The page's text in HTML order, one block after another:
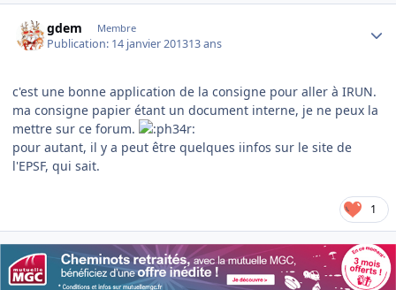
gdem Membre
Publication: 14 janvier 201313 ans
c'est une bonne application de la consigne pour aller à IRUN.
ma consigne papier étant un document interne, je ne peux la
mettre sur ce forum.
pour autant, il y a peut être quelques iinfos sur le site de
l'EPSF, qui sait.
1